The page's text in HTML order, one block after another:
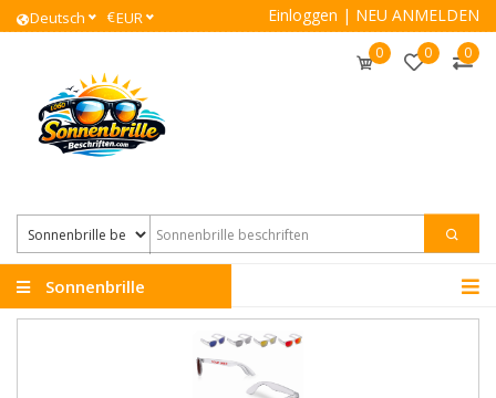
Deutsch €EUR Einloggen | NEU ANMELDEN
0 0 0
Sonnenbrille